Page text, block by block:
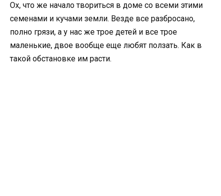
Ох, что же начало твориться в доме со всеми этими
семенами и кучами земли. Везде все разбросано,
полно грязи, а у нас же трое детей и все трое
маленькие, двое вообще еще любят ползать. Как в
такой обстановке им расти.